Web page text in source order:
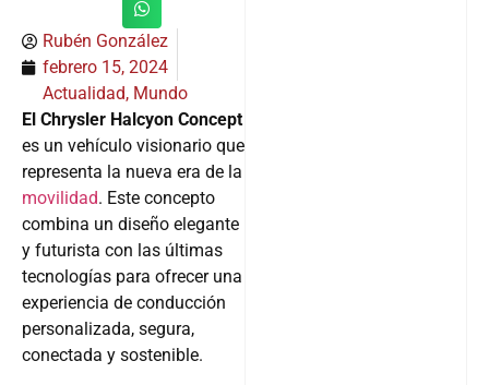
Rubén González
febrero 15, 2024
Actualidad, Mundo
El Chrysler Halcyon Concept
es un vehículo visionario que
representa la nueva era de la
movilidad. Este concepto
combina un diseño elegante
y futurista con las últimas
tecnologías para ofrecer una
experiencia de conducción
personalizada, segura,
conectada y sostenible.